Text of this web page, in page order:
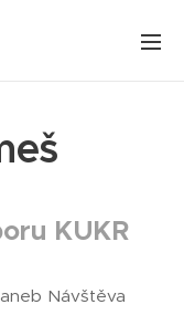
KUKR
Návštěva